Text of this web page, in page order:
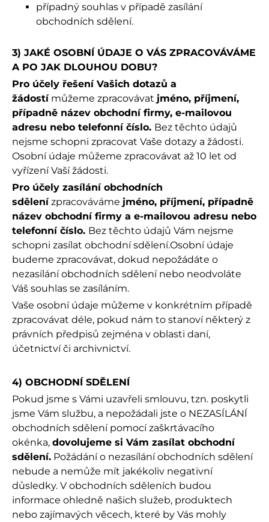
případný souhlas v případě zasílání
obchodních sdělení.
3) JAKÉ OSOBNÍ ÚDAJE O VÁS ZPRACOVÁVÁME
A PO JAK DLOUHOU DOBU?
Pro účely řešení Vašich dotazů a
žádostímůžeme zpracovávat jméno, příjmení,
případně název obchodní firmy, e-mailovou
adresu nebo telefonní číslo. Bez těchto údajů
nejsme schopni zpracovat Vaše dotazy a žádosti.
Osobní údaje můžeme zpracovávat až 10 let od
vyřízení Vaší žádosti.
Pro účely zasílání obchodních
sdělenízpracováváme jméno, příjmení, případně
název obchodní firmy a e-mailovou adresu nebo
telefonní číslo. Bez těchto údajů Vám nejsme
schopni zasílat obchodní sdělení.Osobní údaje
budeme zpracovávat, dokud nepožádáte o
nezasílání obchodních sdělení nebo neodvoláte
Váš souhlas se zasíláním.
Vaše osobní údaje můžeme v konkrétním případě
zpracovávat déle, pokud nám to stanoví některý z
právních předpisů zejména v oblasti daní,
účetnictví či archivnictví.
4) OBCHODNÍ SDĚLENÍ
Pokud jsme s Vámi uzavřeli smlouvu, tzn. poskytli
jsme Vám službu, a nepožádali jste o NEZASÍLÁNÍ
obchodních sdělení pomocí zaškrtávacího
okénka, dovolujeme si Vám zasílat obchodní
sdělení. Požádání o nezasílání obchodních sdělení
nebude a nemůže mít jakékoliv negativní
důsledky. V obchodních sděleních budou
informace ohledně našich služeb, produktech
nebo zajímavých věcech, které by Vás mohly